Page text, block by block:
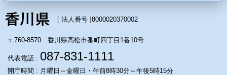
[ 法人番号 ]8000020370002
〒760-8570 香川県高松市番町四丁目1番10号
代表電話 : 087-831-1111
開庁時間 : 月曜日～金曜日・午前8時30分～午後5時15分